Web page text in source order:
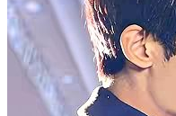
di sebuah perusahaan top
bisa naik jabatan, tega
diminum oleh Freya.
Kemudian, Freya salah
dia bekerja yang baru
Cinta yang manisRomansa